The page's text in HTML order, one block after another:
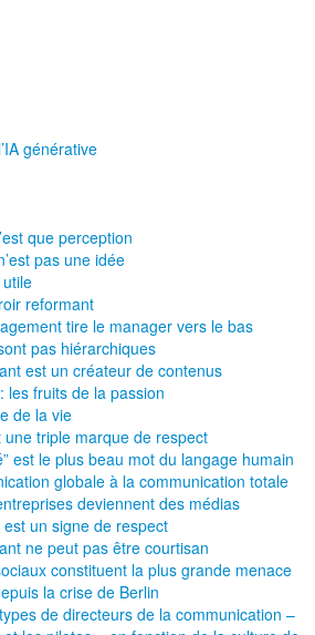
générative
que perception
pas une idée
reformant
tire le manager vers le bas
pas hiérarchiques
est un créateur de contenus
les fruits de la passion
de la vie
une triple marque de respect
est le plus beau mot du langage humain
globale à la communication totale
deviennent des médias
un signe de respect
ne peut pas être courtisan
constituent la plus grande menace
la crise de Berlin
de directeurs de la communication –